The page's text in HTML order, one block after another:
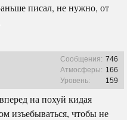
писал, не нужно, от
Сообщения: 746
Атмосферы: 166
Уровень:
159
на похуй кидая
изъебываться, чтобы не